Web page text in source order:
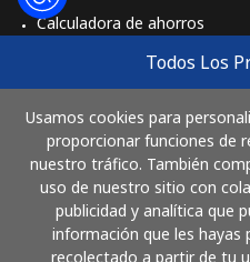
Todos Los
Usamos cookies para
proporcionar funciones de
nuestro tráfico. También
uso de nuestro sitio con
publicidad y analítica que
información que les hayas
recolectado a partir de tu
Calculadora de ahorros
Comprar
Cómo funciona